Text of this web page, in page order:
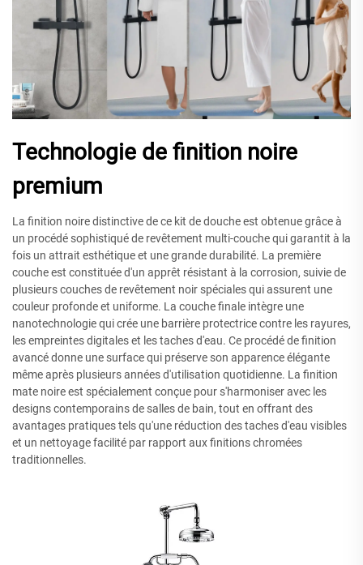
Technologie de finition noire
premium
La finition noire distinctive de ce kit de douche est obtenue grâce à
un procédé sophistiqué de revêtement multi-couche qui garantit à la
fois un attrait esthétique et une grande durabilité. La première
couche est constituée d'un apprêt résistant à la corrosion, suivie de
plusieurs couches de revêtement noir spéciales qui assurent une
couleur profonde et uniforme. La couche finale intègre une
nanotechnologie qui crée une barrière protectrice contre les rayures,
les empreintes digitales et les taches d'eau. Ce procédé de finition
avancé donne une surface qui préserve son apparence élégante
même après plusieurs années d'utilisation quotidienne. La finition
mate noire est spécialement conçue pour s'harmoniser avec les
designs contemporains de salles de bain, tout en offrant des
avantages pratiques tels qu'une réduction des taches d'eau visibles
et un nettoyage facilité par rapport aux finitions chromées
traditionnelles.